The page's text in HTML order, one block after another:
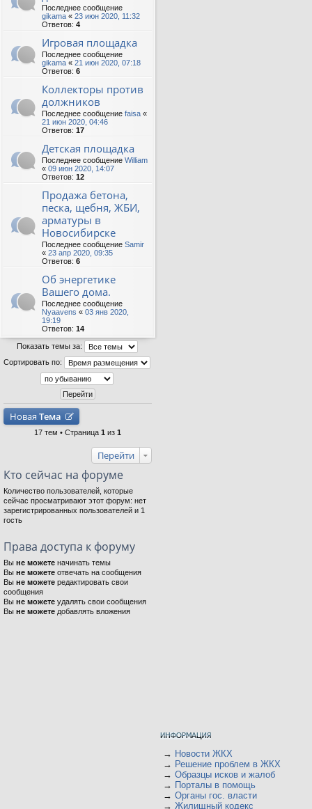
Последнее сообщение
gikama « 23 июн 2020, 11:32
Ответов: 4
Игровая площадка
Последнее сообщение
gikama « 21 июн 2020, 07:18
Ответов: 6
Коллекторы против
должников
Последнее сообщение faisa «
21 июн 2020, 04:46
Ответов: 17
Детская площадка
Последнее сообщение William
« 09 июн 2020, 14:07
Ответов: 12
Продажа бетона,
песка, щебня, ЖБИ,
арматуры в
Новосибирске
Последнее сообщение Samir
« 23 апр 2020, 09:35
Ответов: 6
Об энергетике
Вашего дома.
Последнее сообщение
Nyaavens « 03 янв 2020,
19:19
Ответов: 14
Показать темы за:
Сортировать по:
Новая Тема
17 тем • Страница 1 из 1
Перейти
Кто сейчас на форуме
Количество пользователей, которые
сейчас просматривают этот форум: нет
зарегистрированных пользователей и 1
гость
Права доступа к форуму
Вы не можете начинать темы
Вы не можете отвечать на сообщения
Вы не можете редактировать свои
сообщения
Вы не можете удалять свои сообщения
Вы не можете добавлять вложения
→ Новости ЖКХ
→ Решение проблем в ЖКХ
→ Образцы исков и жалоб
→ Порталы в помощь
→ Органы гос. власти
→ Жилищный кодекс